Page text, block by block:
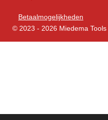
Betaalmogelijkheden
© 2023 - 2026 Miedema